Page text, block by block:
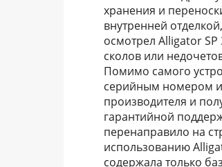
хранения и
внутренней
осмотрел Alligator
сколов или
Помимо самого
серийным номером и
производителя и
гарантийной
перенаправило на
использованию
содержала только